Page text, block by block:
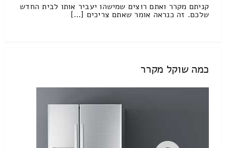
קניתם מקרר ואתם רוצים שמישהו יעביר אותו לבית החדש
שלכם. זה כנראה אומר שאתם צריכים […]
כמה שוקל מקרר